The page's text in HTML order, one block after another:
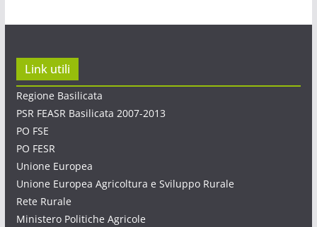
Link utili
Regione Basilicata
PSR FEASR Basilicata 2007-2013
PO FSE
PO FESR
Unione Europea
Unione Europea Agricoltura e Sviluppo Rurale
Rete Rurale
Ministero Politiche Agricole